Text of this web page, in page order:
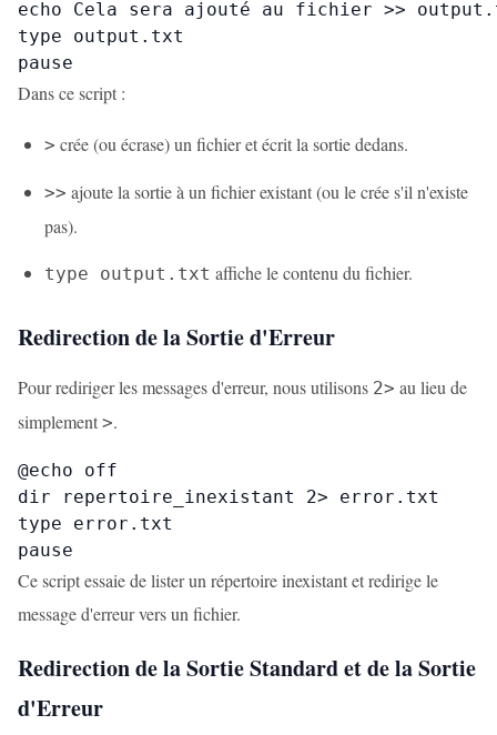
echo Cela sera ajouté au fichier >>
type output.txt
pause
Dans ce script :
> crée (ou écrase) un fichier et écrit la sortie dedans.
>> ajoute la sortie à un fichier existant (ou le crée s'il n'existe
pas).
type output.txt affiche le contenu du fichier.
Redirection de la Sortie d'Erreur
Pour rediriger les messages d'erreur, nous utilisons 2> au lieu de
simplement >.
@echo off
dir repertoire_inexistant 2> error.txt
type error.txt
pause
Ce script essaie de lister un répertoire inexistant et redirige le
message d'erreur vers un fichier.
Redirection de la Sortie Standard et de la Sortie
d'Erreur